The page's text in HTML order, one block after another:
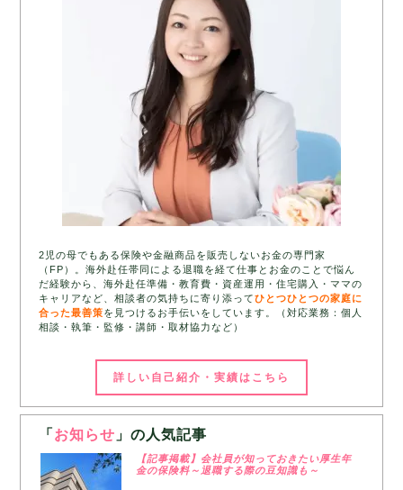
2児の母でもある保険や金融商品を販売しないお金の専門家
（FP）。海外赴任帯同による退職を経て仕事とお金のことで悩ん
だ経験から、海外赴任準備・教育費・資産運用・住宅購入・ママの
キャリアなど、相談者の気持ちに寄り添ってひとつひとつの家庭に
合った最善策を見つけるお手伝いをしています。（対応業務：個人
相談・執筆・監修・講師・取材協力など）
詳しい自己紹介・実績はこちら
「 お知らせ 」の人気記事
【記事掲載】会社員が知っておきたい厚生年
金の保険料～退職する際の豆知識も～